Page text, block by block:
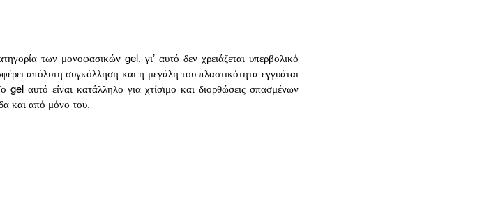
των μονοφασικών gel, γι’ αυτό δεν χρειάζεται υπερβολικό
απόλυτη συγκόλληση και η μεγάλη του πλαστικότητα εγγυάται
αυτό είναι κατάλληλο για χτίσιμο και διορθώσεις σπασμένων
και από μόνο του.